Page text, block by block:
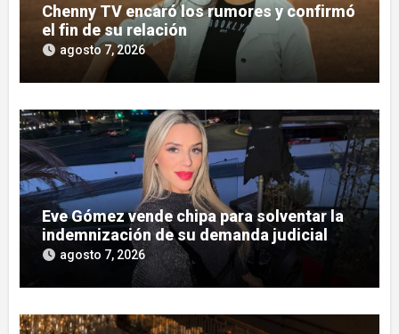
Chenny TV encaró los rumores y confirmó
el fin de su relación
agosto 7, 2026
Eve Gómez vende chipa para solventar la
indemnización de su demanda judicial
agosto 7, 2026